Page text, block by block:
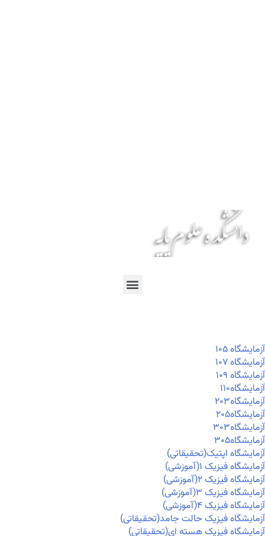
آزمايشگاه ۱۰۵
آزمايشگاه ۱۰۷
آزمايشگاه ۱۰۹
آزمايشگاه۱۱۰
آزمايشگاه۲۰۳
آزمايشگاه۲۰۵
آزمايشگاه۳۰۳
آزمايشگاه۳۰۵
آزمایشگاه اپتیک(تحقیقاتی)
آزمایشگاه فیزیک ۱(آموزشی)
آزمایشگاه فیزیک ۲(آموزشی)
آزمایشگاه فیزیک ۳(آموزشی)
آزمایشگاه فیزیک ۴(آموزشی)
آزمایشگاه فیزیک حالت جامد(تحقیقاتی)
آزمایشگاه فیزیک هسته ای(تحقیقاتی)